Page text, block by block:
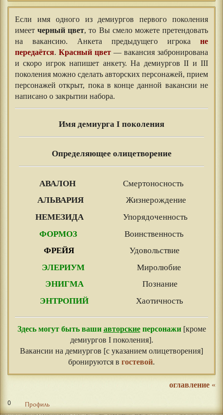
Если имя одного из демиургов первого поколения
имеетчерный цвет, то Вы смело можете претендовать
на вакансию. Анкета предыдущего игрока не
передаётся. Красный цвет — вакансия забронирована
и скоро игрок напишет анкету. На демиургов II и III
поколения можно сделать авторских персонажей, прием
персонажей открыт, пока в конце данной вакансии не
написано о закрытии набора.
Имя демиурга I поколения
Определяющее олицетворение
АВАЛОН
Смертоносность
АЛЬВАРИЯ
Жизнерождение
НЕМЕЗИДА
Упорядоченность
ФОРМОЗ
Воинственность
ФРЕЙЯ
Удовольствие
ЭЛЕРИУМ
Миролюбие
ЭНИГМА
Познание
ЭНТРОПИЙ
Хаотичность
Здесь могут быть ваши авторскиеперсонажи[кроме
демиургов I поколения].
Вакансии на демиургов [с указанием олицетворения]
бронируются в гостевой.
оглавление «
0 Профиль